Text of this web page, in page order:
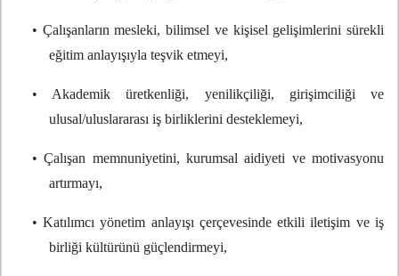
• Çalışanların mesleki, bilimsel ve kişisel gelişimlerini sürekli
eğitim anlayışıyla teşvik etmeyi,
• Akademik üretkenliği, yenilikçiliği, girişimciliği ve
ulusal/uluslararası iş birliklerini desteklemeyi,
• Çalışan memnuniyetini, kurumsal aidiyeti ve motivasyonu
artırmayı,
• Katılımcı yönetim anlayışı çerçevesinde etkili iletişim ve iş
birliği kültürünü güçlendirmeyi,